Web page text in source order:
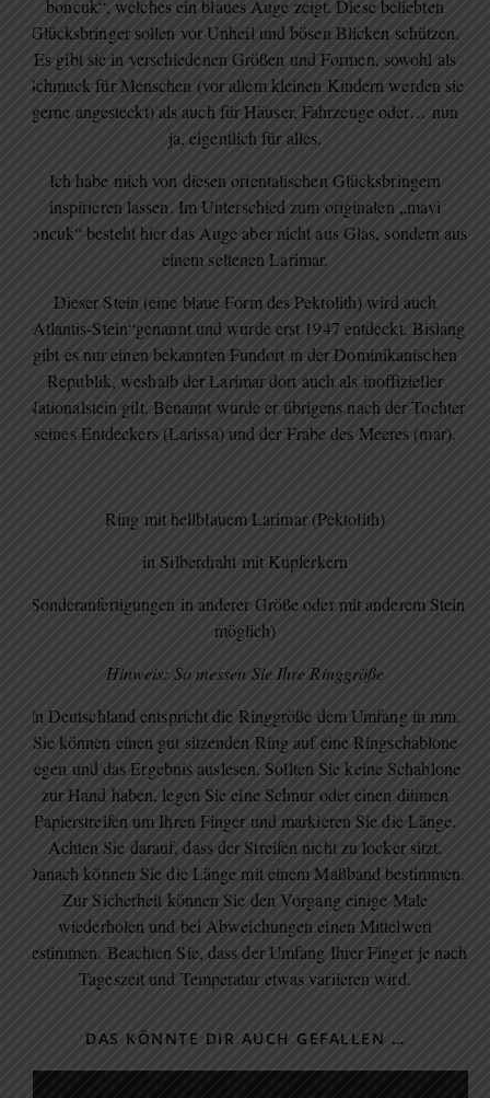
boncuk“, welches ein blaues Auge zeigt. Diese beliebten
Glücksbringer sollen vor Unheil und bösen Blicken schützen.
Es gibt sie in verschiedenen Größen und Formen, sowohl als
Schmuck für Menschen (vor allem kleinen Kindern werden sie
gerne angesteckt) als auch für Häuser, Fahrzeuge oder… nun
ja, eigentlich für alles.
Ich habe mich von diesen orientalischen Glücksbringern
inspirieren lassen. Im Unterschied zum originalen „mavi
boncuk“ besteht hier das Auge aber nicht aus Glas, sondern aus
einem seltenen Larimar.
Dieser Stein (eine blaue Form des Pektolith) wird auch
„Atlantis-Stein“genannt und wurde erst 1947 entdeckt. Bislang
gibt es nur einen bekannten Fundort in der Dominikanischen
Republik, weshalb der Larimar dort auch als inoffizieller
Nationalstein gilt. Benannt wurde er übrigens nach der Tochter
seines Entdeckers (Larissa) und der Frabe des Meeres (mar).
Ring mit hellblauem Larimar (Pektolith)
in Silberdraht mit Kupferkern
(Sonderanfertigungen in anderer Größe oder mit anderem Stein
möglich)
Hinweis: So messen Sie Ihre Ringgröße
In Deutschland entspricht die Ringgröße dem Umfang in mm.
Sie können einen gut sitzenden Ring auf eine Ringschablone
legen und das Ergebnis auslesen. Sollten Sie keine Schablone
zur Hand haben, legen Sie eine Schnur oder einen dünnen
Papierstreifen um Ihren Finger und markieren Sie die Länge.
Achten Sie darauf, dass der Streifen nicht zu locker sitzt.
Danach können Sie die Länge mit einem Maßband bestimmen.
Zur Sicherheit können Sie den Vorgang einige Male
wiederholen und bei Abweichungen einen Mittelwert
bestimmen. Beachten Sie, dass der Umfang Ihrer Finger je nach
Tageszeit und Temperatur etwas variieren wird.
DAS KÖNNTE DIR AUCH GEFALLEN …